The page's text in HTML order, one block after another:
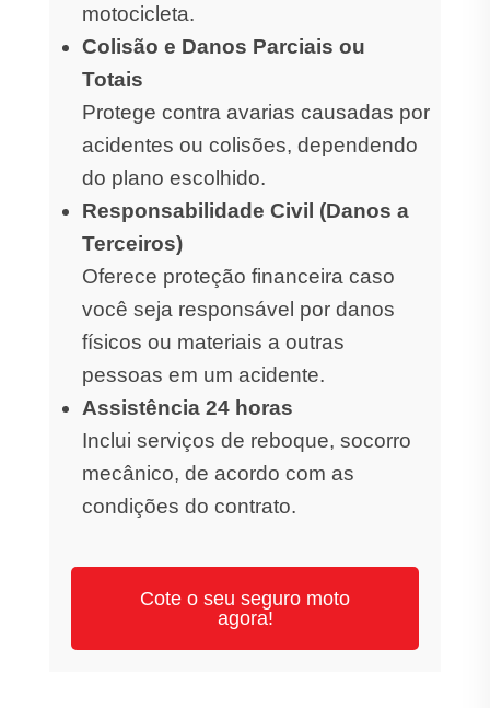
motocicleta.
Colisão e Danos Parciais ou
Totais
Protege contra avarias causadas por
acidentes ou colisões, dependendo
do plano escolhido.
Responsabilidade Civil (Danos a
Terceiros)
Oferece proteção financeira caso
você seja responsável por danos
físicos ou materiais a outras
pessoas em um acidente.
Assistência 24 horas
Inclui serviços de reboque, socorro
mecânico, de acordo com as
condições do contrato.
Cote o seu seguro moto
agora!